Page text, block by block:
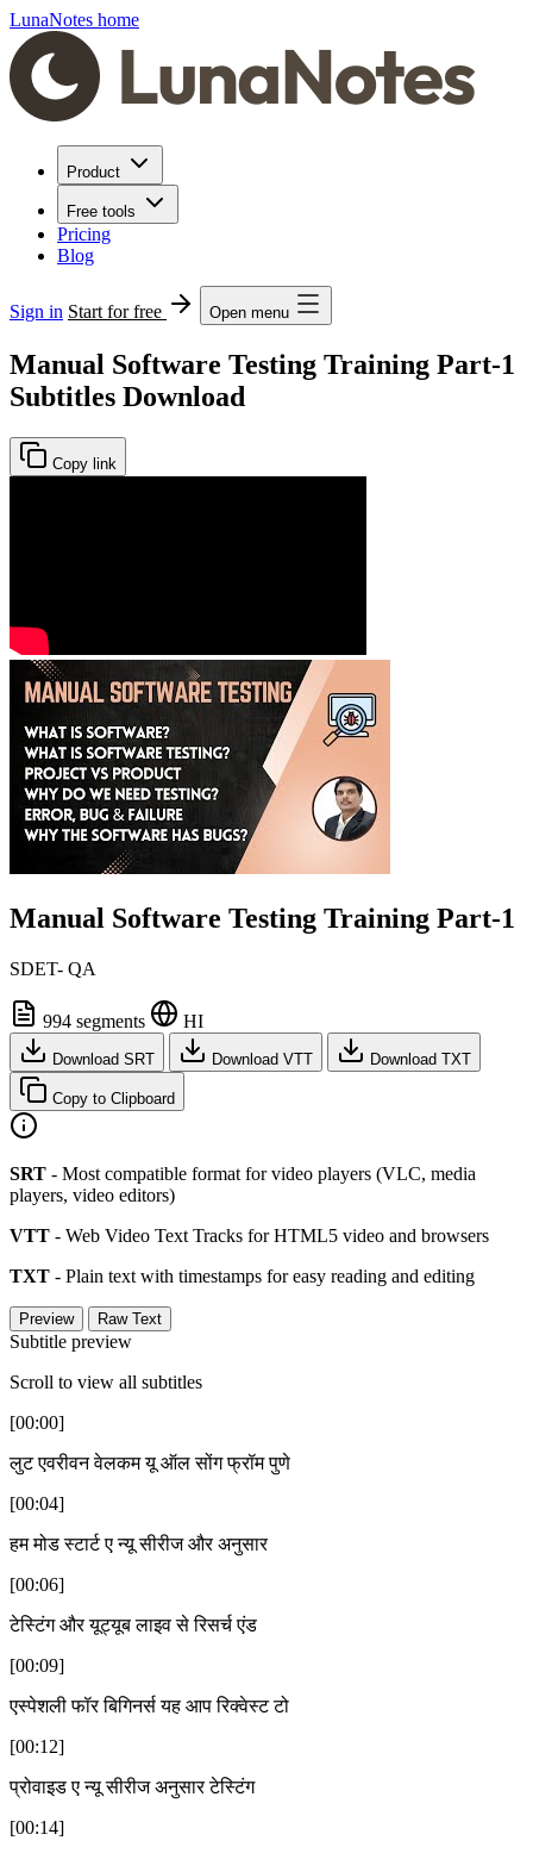
LunaNotes home
Product
Free tools
Pricing
Blog
Sign in Start for free Open menu
Manual Software Testing Training Part-1
Subtitles Download
Copy link
Manual Software Testing Training Part-1
SDET- QA
994 segments HI
Download SRT Download VTT Download TXT
Copy to Clipboard
SRT - Most compatible format for video players (VLC, media
players, video editors)
VTT - Web Video Text Tracks for HTML5 video and browsers
TXT - Plain text with timestamps for easy reading and editing
Preview Raw Text
Subtitle preview
Scroll to view all subtitles
[00:00]
लुट एवरीवन वेलकम यू ऑल सोंग फ्रॉम पुणे
[00:04]
हम मोड स्टार्ट ए न्यू सीरीज और अनुसार
[00:06]
टेस्टिंग और यूट्यूब लाइव से रिसर्च एंड
[00:09]
एस्पेशली फॉर बिगिनर्स यह आप रिक्वेस्ट टो
[00:12]
प्रोवाइड ए न्यू सीरीज अनुसार टेस्टिंग
[00:14]